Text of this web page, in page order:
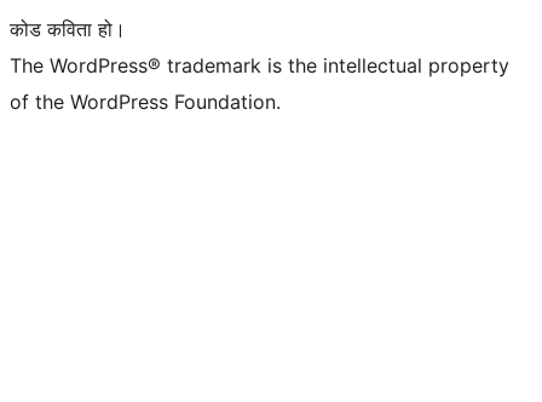
कोड कविता हो।
The WordPress® trademark is the intellectual property
of the WordPress Foundation.